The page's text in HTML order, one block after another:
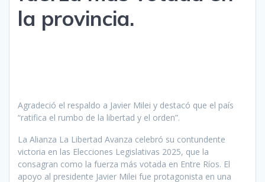
la provincia.
Agradeció el respaldo a Javier Milei y destacó que el país
“ratifica el rumbo de la libertad y el orden”.
La Alianza La Libertad Avanza celebró su contundente
victoria en las Elecciones Legislativas 2025, que la
consagran como la fuerza más votada en Entre Ríos. El
apoyo al presidente Javier Milei fue protagonista en una